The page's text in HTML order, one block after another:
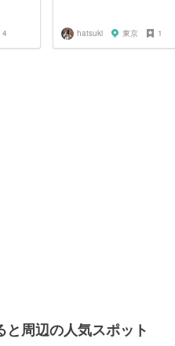
4 hatsuki 東京 1
周辺の人気スポット